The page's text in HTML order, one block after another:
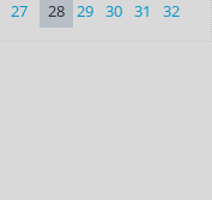
27 28 29 30 31 32